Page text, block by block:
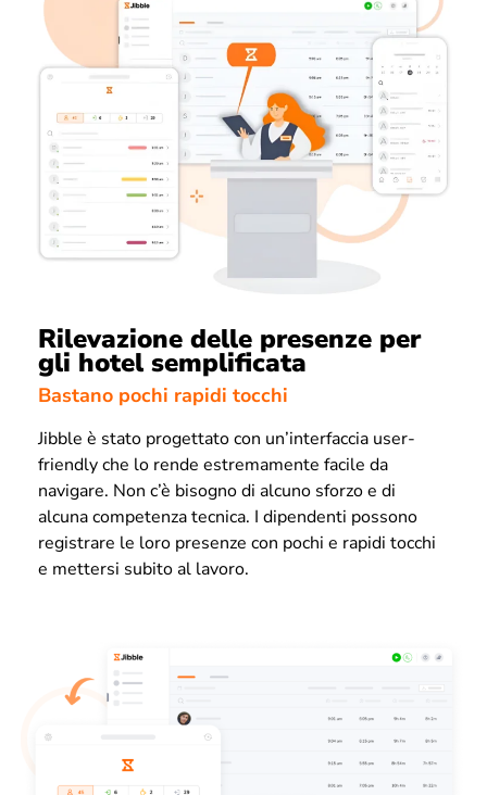
Rilevazione delle presenze per
gli hotel semplificata
Bastano pochi rapidi tocchi
Jibble è stato progettato con un’interfaccia user-
friendly che lo rende estremamente facile da
navigare. Non c’è bisogno di alcuno sforzo e di
alcuna competenza tecnica. I dipendenti possono
registrare le loro presenze con pochi e rapidi tocchi
e mettersi subito al lavoro.